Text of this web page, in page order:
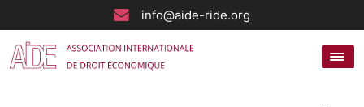
info@aide-ride.org